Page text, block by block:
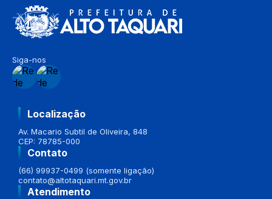
Siga-nos
Localização
Av. Macario Subtil de Oliveira, 848
CEP: 78785-000
Contato
(66) 99937-0499 (somente ligação)
contato@altotaquari.mt.gov.br
Atendimento